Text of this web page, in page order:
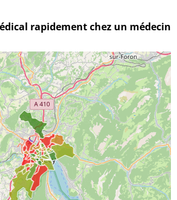
rapidement chez un médecin